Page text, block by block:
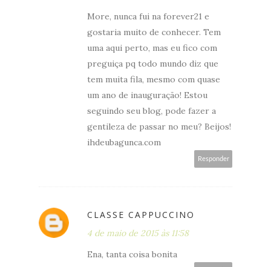
More, nunca fui na forever21 e
gostaria muito de conhecer. Tem
uma aqui perto, mas eu fico com
preguiça pq todo mundo diz que
tem muita fila, mesmo com quase
um ano de inauguração! Estou
seguindo seu blog, pode fazer a
gentileza de passar no meu? Beijos!
ihdeubagunca.com
Responder
CLASSE CAPPUCCINO
4 de maio de 2015 às 11:58
Ena, tanta coisa bonita